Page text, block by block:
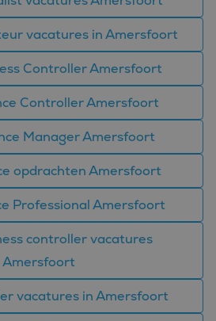
vacatures in Amersfoort
Controller Amersfoort
Controller Amersfoort
Manager Amersfoort
opdrachten Amersfoort
Professional Amersfoort
controller vacatures
Amersfoort
vacatures in Amersfoort
gebruikers-ID. Het
kan worden ingesteld
microsoft-scripts.
Algemeen wordt
synchroniseert tussen
veel verschillende
Microsoft-domeinen,
waardoor gebruikers
kunnen worden
gevolgd.
Sessie
Dit is een Microsoft
MSN 1st party cookie
die we gebruiken om
het gebruik van de
website voor interne
analyses te meten.